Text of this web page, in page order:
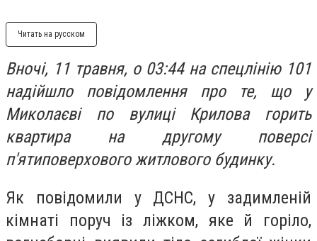
Читать на русском
Вночі, 11 травня, о 03:44 на спецлінію 101
надійшло повідомлення про те, що у
Миколаєві по вулиці Крилова горить
квартира на другому поверсі
п'ятиповерхового житлового будинку.
Як повідомили у ДСНС, у задимленій
кімнаті поруч із ліжком, яке й горіло,